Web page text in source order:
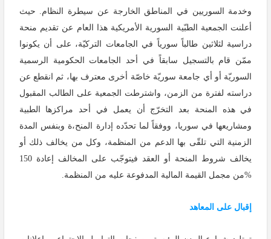
وخدمة السوريين في المناطق الخارجة عن سيطرة النظام. حيث
أعلنت الجمعية الطبّية السورية الأمريكية هذا العام عن تقديم منحة
دراسية لثلاثين طالباً سورياً في الجامعات التركيّة، على أن يكونوا
ممّن قام بالتسجيل سابقاً في أحد الجامعات الحكومية الرسمية
السوريّة أو أي جامعة سوريّة خاصّة أخرى معترف بها، ثم انقطع عن
دراسته لفترة من الزمن، واشترطت الجمعية على الطالب المقبول
في هذه المنحة بعد التخرّج أن يعمل في أحد مراكزها الطبية
ومشاريعها في سوريا، ووفقاً لما تحدّده إدارة المنح،ة وبنفس المدة
الزمنية التي تلقّى بها الدعم من المنظمة، وكل من يخالف ذلك أو
يخالف شروط المنحة أو العقد فيتوجّب على المخالف إعادة 150
%من مجمل القيمة المالية المدفوعة عليه من المنظمة.
إقبال على المعاهد